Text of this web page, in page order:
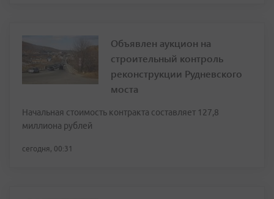
Объявлен аукцион на
строительный контроль
реконструкции Рудневского
моста
Начальная стоимость контракта составляет 127,8
миллиона рублей
сегодня, 00:31